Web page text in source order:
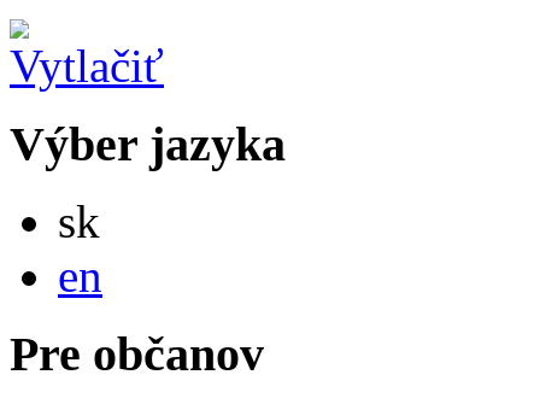
Výber jazyka
sk
en
Pre občanov